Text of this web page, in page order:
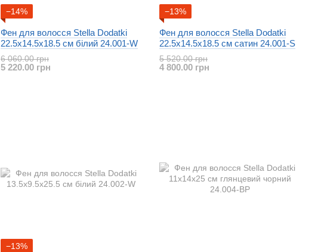
−14%
Фен для волосся Stella Dodatki
22.5x14.5x18.5 см білий 24.001-W
6 060.00 грн
5 220.00 грн
−13%
Фен для волосся Stella Dodatki
22.5x14.5x18.5 см сатин 24.001-S
5 520.00 грн
4 800.00 грн
−13%